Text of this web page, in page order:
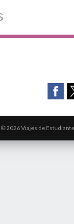
© 2026 Viajes de